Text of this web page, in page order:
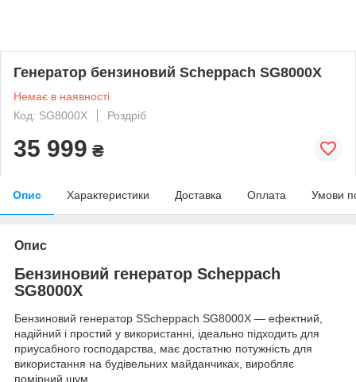
Генератор бензиновий Scheppach SG8000X
Немає в наявності
Код: SG8000X
Роздріб
35 999 ₴
Опис Характеристики Доставка Оплата Умови
Опис
Бензиновий генератор Scheppach
SG8000Х
Бензиновий генератор SScheppach SG8000Х — ефектний,
надійний і простий у використанні, ідеально підходить для
приусабного господарства, має достатню потужність для
використання на будівельних майданчиках, виробляє
помірний шум.